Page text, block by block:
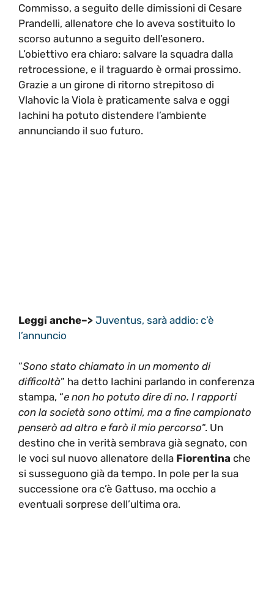
Commisso, a seguito delle dimissioni di Cesare
Prandelli, allenatore che lo aveva sostituito lo
scorso autunno a seguito dell’esonero.
L’obiettivo era chiaro: salvare la squadra dalla
retrocessione, e il traguardo è ormai prossimo.
Grazie a un girone di ritorno strepitoso di
Vlahovic la Viola è praticamente salva e oggi
Iachini ha potuto distendere l’ambiente
annunciando il suo futuro.
Leggi anche–> Juventus, sarà addio: c’è
l’annuncio
“Sono stato chiamato in un momento di
difficoltà” ha detto Iachini parlando in conferenza
stampa, “e non ho potuto dire di no. I rapporti
con la società sono ottimi, ma a fine campionato
penserò ad altro e farò il mio percorso“. Un
destino che in verità sembrava già segnato, con
le voci sul nuovo allenatore della Fiorentina che
si susseguono già da tempo. In pole per la sua
successione ora c’è Gattuso, ma occhio a
eventuali sorprese dell’ultima ora.